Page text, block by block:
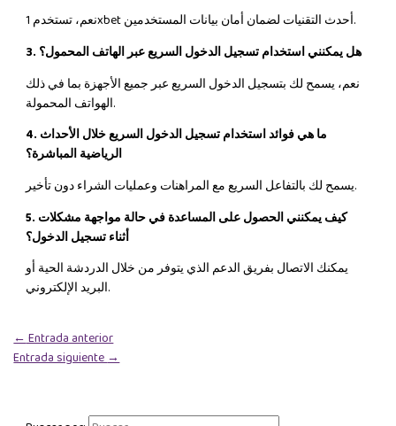
نعم، تستخدم 1xbet أحدث التقنيات لضمان أمان بيانات المستخدمين.
3. هل يمكنني استخدام تسجيل الدخول السريع عبر الهاتف المحمول؟
نعم، يسمح لك بتسجيل الدخول السريع عبر جميع الأجهزة بما في ذلك
الهواتف المحمولة.
4. ما هي فوائد استخدام تسجيل الدخول السريع خلال الأحداث
الرياضية المباشرة؟
يسمح لك بالتفاعل السريع مع المراهنات وعمليات الشراء دون تأخير.
5. كيف يمكنني الحصول على المساعدة في حالة مواجهة مشكلات
أثناء تسجيل الدخول؟
يمكنك الاتصال بفريق الدعم الذي يتوفر من خلال الدردشة الحية أو
البريد الإلكتروني.
←Entrada anterior
Entrada siguiente→